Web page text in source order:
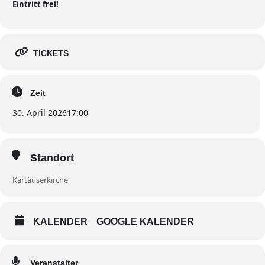
Eintritt frei!
TICKETS
Zeit
30. April 202617:00
Standort
Kartäuserkirche
KALENDER GOOGLE KALENDER
Veranstalter